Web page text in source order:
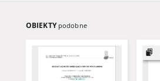
OBIEKTY podobne